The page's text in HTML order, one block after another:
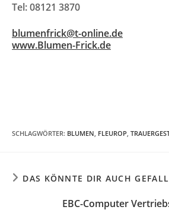
Tel: 08121 3870
blumenfrick@t-online.de
www.Blumen-Frick.de
SCHLAGWÖRTER: BLUMEN, FLEUROP,
DAS KÖNNTE DIR AUCH
EBC-Computer